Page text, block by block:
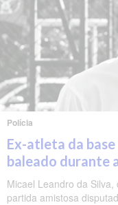
Polícia
Ex-atleta da
baleado durante
Micael Leandro da
partida amistosa